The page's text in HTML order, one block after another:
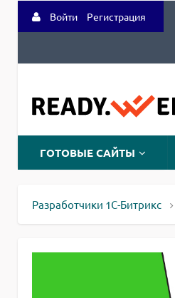
Войти Регистрация
ГОТОВЫЕ САЙТЫ
Разработчики 1С-Битрикс